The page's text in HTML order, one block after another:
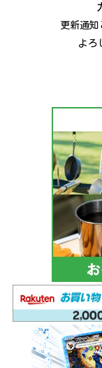
更新通知
よろ